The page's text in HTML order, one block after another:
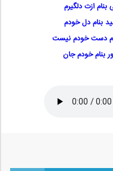
ازت دلگیرم
بنام دل خودم
دست خودم نیست
بنام خودم جان